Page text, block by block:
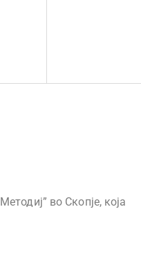
во Скопје, која